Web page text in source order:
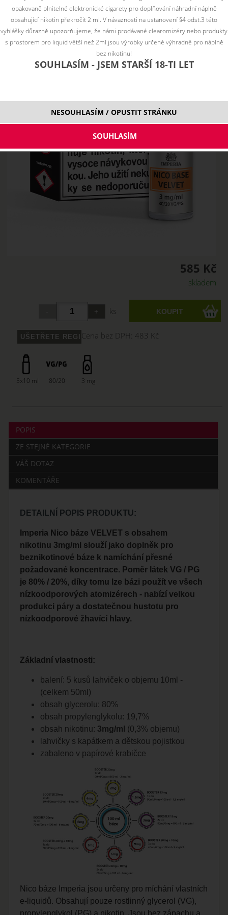
585 Kč
skladem
ks
Cena bez DPH: 483 Kč
5x10 ml 80/20 3 mg
POPIS
ZE STEJNÉ KATEGORIE
VÁŠ DOTAZ
KOMENTÁŘE
DETAILNÍ POPIS PRODUKTU:
Imperia Nico báze VELVET s obsahem
nikotinu 3mg/ml slouží jako doplněk pro
beznikotinové báze k namíchání přesné
požadované koncentrace. Poměr látek VG / PG
je 80% / 20%, díky tomu lze bázi použít ve všech
nízkoodporových atomizérech - nabízí velkou
produkci páry a dostatečnou hustotu pro
nízkoodporové žhavící hlavy.
Základní vlastnosti:
balení: 5 kusů lahviček o objemu 10ml -
(celkem 50ml)
obsah glycerolu: 80%
obsah propylenglykolu: 19,7%
obsah nikotinu: 3mg/ml (0,3% objemu)
lahvičky s kapátkem a dětskou pojistkou
zabaleno v papírové krabičce
Nico báze Imperia jsou určeny pro míchání vlastních
e-liquidů. Obsahují pouze rostlinný glycerol (VG),
propylenglykol (PG) a nikotin. Jsou bez zápachu a
opakovaně plnitelné elektronické cigarety pro doplňování náhradní náplně
obsahující nikotin překročit 2 ml. V návaznosti na ustanovení §4 odst.3 této
vyhlášky důrazně upozorňujeme, že námi prodávané clearomizéry nebo produkty
s prostorem pro liquid větší než 2ml jsou výrobky určené výhradně pro náplně
bez nikotinu!
SOUHLASÍM - JSEM STARŠÍ 18-TI LET
NESOUHLASÍM / OPUSTIT STRÁNKU